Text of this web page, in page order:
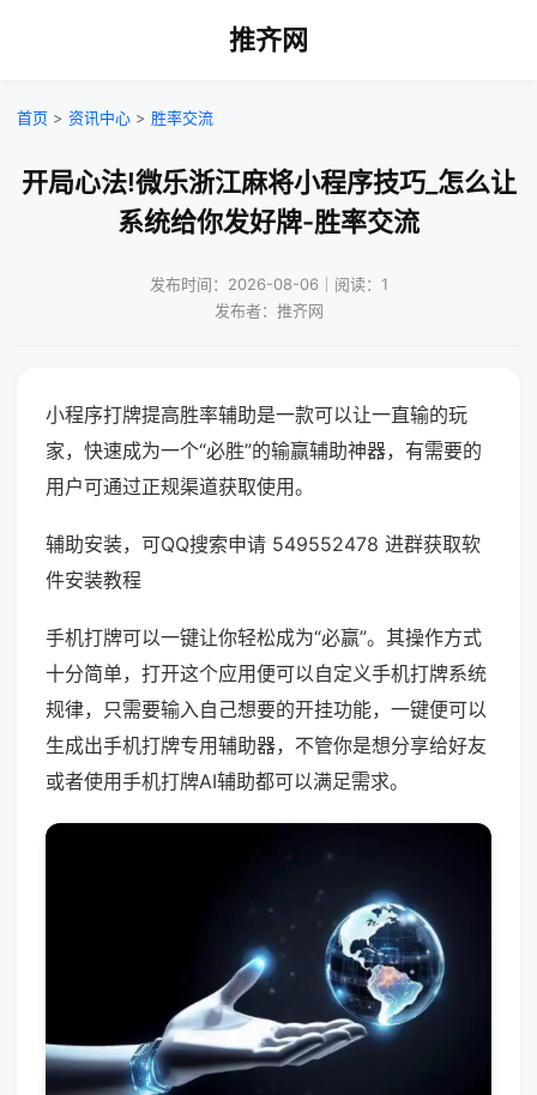
推齐网
首页 > 资讯中心 > 胜率交流
开局心法!微乐浙江麻将小程序技巧_怎么让
系统给你发好牌-胜率交流
发布时间：2026-08-06｜阅读：1
发布者：推齐网
小程序打牌提高胜率辅助是一款可以让一直输的玩
家，快速成为一个“必胜”的输赢辅助神器，有需要的
用户可通过正规渠道获取使用。
辅助安装，可QQ搜索申请 549552478 进群获取软
件安装教程
手机打牌可以一键让你轻松成为“必赢”。其操作方式
十分简单，打开这个应用便可以自定义手机打牌系统
规律，只需要输入自己想要的开挂功能，一键便可以
生成出手机打牌专用辅助器，不管你是想分享给好友
或者使用手机打牌AI辅助都可以满足需求。